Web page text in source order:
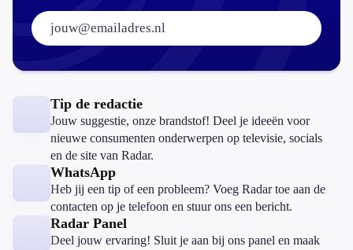
E-mailadres:
Tip de redactie
Jouw suggestie, onze brandstof! Deel je ideeën voor
nieuwe consumenten onderwerpen op televisie, socials
en de site van Radar.
WhatsApp
Heb jij een tip of een probleem? Voeg Radar toe aan de
contacten op je telefoon en stuur ons een bericht.
Radar Panel
Deel jouw ervaring! Sluit je aan bij ons panel en maak